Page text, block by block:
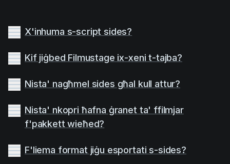
X'inhuma s-script sides?
Kif jiġbed Filmustage ix-xeni t-tajba?
Nista' nagħmel sides għal kull attur?
Nista' nkopri ħafna ġranet ta' ffilmjar
f'pakkett wieħed?
F'liema format jiġu esportati s-sides?